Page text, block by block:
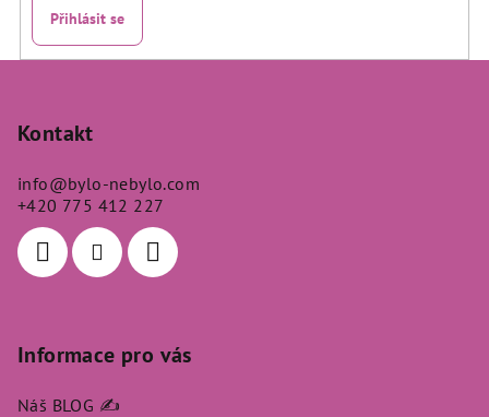
Přihlásit se
Kontakt
info@bylo-nebylo.com
+420 775 412 227
Informace pro vás
Náš BLOG ✍️